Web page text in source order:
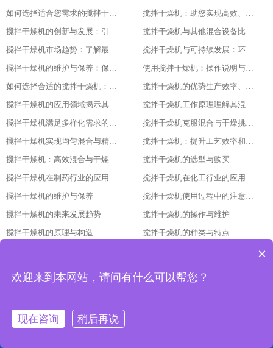
如何选择适合您需求的搅拌干燥机
搅拌干燥机：助您实现高效、低成本的干燥体验
搅拌干燥机的创新与发展：引领未来的技术进步随着科技的不断发展和进步
搅拌干燥机与其他混合设备比较：找出最适合您需求的设备
搅拌干燥机市场趋势：了解最新的技术与产品发展
搅拌干燥机与可持续发展：环保与节能的最佳实践
搅拌干燥机的维护与保养：保持设备长期稳定运行的关键
使用搅拌干燥机：操作说明与安全注意事项
如何选择合适的搅拌干燥机：指南与建议
搅拌干燥机的优势生产效率、产品质量与经济效益的结合
搅拌干燥机的应用领域揭示其广泛的使用范围
搅拌干燥机工作原理理解其混合与干燥过程的细节
搅拌干燥机满足多样化需求的强大工具
搅拌干燥机克服混合与干燥挑战的关键
搅拌干燥机实现均匀混合与精确控制的秘诀
搅拌干燥机：提升工艺效率和产量的必备设备
搅拌干燥机：高效混合与干燥的理想选择
搅拌干燥机的选型与购买
搅拌干燥机在制药行业的应用
搅拌干燥机在化工行业的应用
搅拌干燥机的维护与保养
搅拌干燥机使用过程中的注意事项
搅拌干燥机的未来发展趋势
搅拌干燥机的操作与维护
搅拌干燥机的原理与构造
搅拌干燥机的种类与特点
搅拌干燥机干燥大豆
×
欢迎来到本网站，请问有什么可以帮您？
现在咨询 稍后再说